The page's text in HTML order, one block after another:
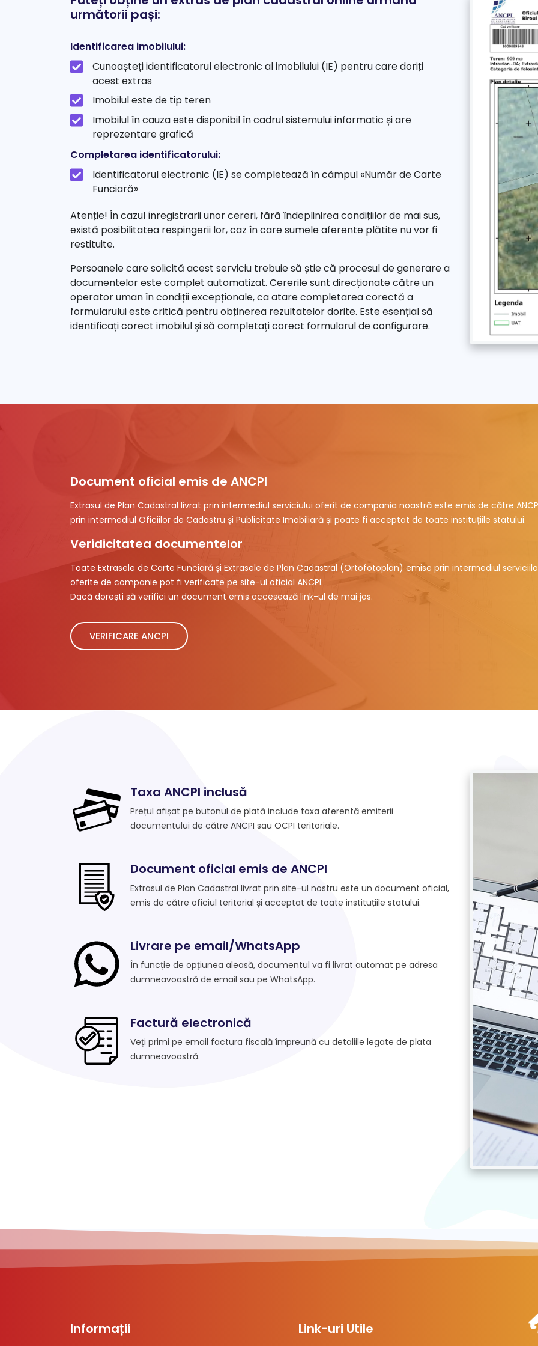
următorii pași:
Identificarea imobilului:
Cunoașteți identificatorul electronic al imobilului (IE) pentru care doriți
acest extras
Imobilul este de tip teren
Imobilul în cauza este disponibil în cadrul sistemului informatic și are
reprezentare grafică
Completarea identificatorului:
Identificatorul electronic (IE) se completează în câmpul «Număr de Carte
Funciară»
Atenție! În cazul înregistrarii unor cereri, fără îndeplinirea condițiilor de mai sus,
există posibilitatea respingerii lor, caz în care sumele aferente plătite nu vor fi
restituite.
Persoanele care solicită acest serviciu trebuie să știe că procesul de generare a
documentelor este complet automatizat. Cererile sunt direcționate către un
operator uman în condiții excepționale, ca atare completarea corectă a
formularului este critică pentru obținerea rezultatelor dorite. Este esențial să
identificați corect imobilul și să completați corect formularul de configurare.
Document oficial emis de ANCPI
Extrasul de Plan Cadastral livrat prin intermediul serviciului oferit de compania noastră este emis de către
prin intermediul Oficiilor de Cadastru și Publicitate Imobiliară și poate fi acceptat de toate instituțiile statului.
Veridicitatea documentelor
Toate Extrasele de Carte Funciară și Extrasele de Plan Cadastral (Ortofotoplan) emise prin intermediul
oferite de companie pot fi verificate pe site-ul oficial ANCPI.
Dacă dorești să verifici un document emis accesează link-ul de mai jos.
VERIFICARE ANCPI
Taxa ANCPI inclusă
Prețul afișat pe butonul de plată include taxa aferentă emiterii
documentului de către ANCPI sau OCPI teritoriale.
Document oficial emis de ANCPI
Extrasul de Plan Cadastral livrat prin site-ul nostru este un document oficial,
emis de către oficiul teritorial și acceptat de toate instituțiile statului.
Livrare pe email/WhatsApp
În funcție de opțiunea aleasă, documentul va fi livrat automat pe adresa
dumneavoastră de email sau pe WhatsApp.
Factură electronică
Veți primi pe email factura fiscală împreună cu detaliile legate de plata
dumneavoastră.
Informații Link-uri Utile